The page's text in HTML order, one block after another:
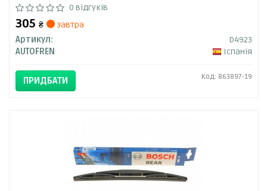
0 відгуків
305 ₴
завтра
Артикул:
D4923
AUTOFREN
Іспанія
ПРИДБАТИ Код: 863897-19